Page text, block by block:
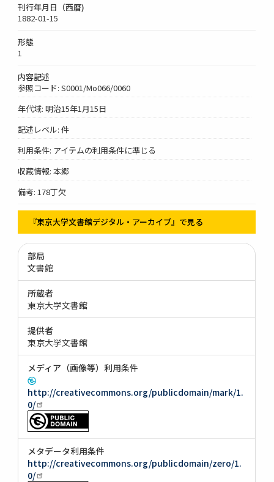
刊行年月日（西暦)
1882-01-15
形態
1
内容記述
参照コード: S0001/Mo066/0060
年代域: 明治15年1月15日
記述レベル: 件
利用条件: アイテムの利用条件に準じる
収蔵情報: 本郷
備考: 178丁欠
『東京大学文書館デジタル・アーカイブ』で見る
部局
文書館
所蔵者
東京大学文書館
提供者
東京大学文書館
メディア（画像等）利用条件
http://creativecommons.org/publicdomain/mark/1.
0/
メタデータ利用条件
http://creativecommons.org/publicdomain/zero/1.
0/